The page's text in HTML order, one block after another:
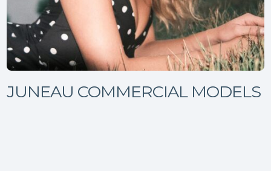
JUNEAU COMMERCIAL MODELS